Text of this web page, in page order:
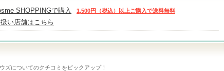
SHOPPINGで購入 1,500円（税込）以上ご購入で送料無料
い店舗はこちら
ズについてのクチコミをピックアップ！